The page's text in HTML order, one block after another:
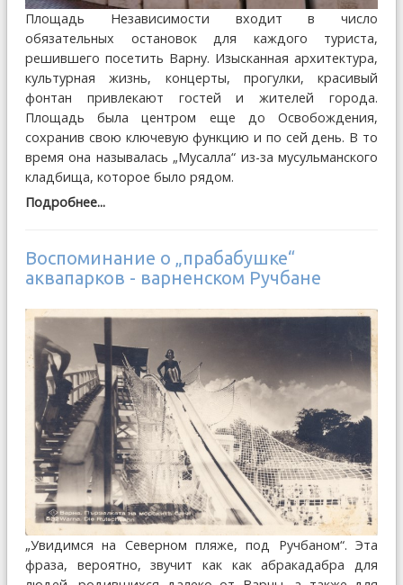
Площадь Независимости входит в число
обязательных остановок для каждого туриста,
решившего посетить Варну. Изысканная архитектура,
культурная жизнь, концерты, прогулки, красивый
фонтан привлекают гостей и жителей города.
Площадь была центром еще до Освобождения,
сохранив свою ключевую функцию и по сей день. В то
время она называлась „Мусалла“ из-за мусульманского
кладбища, которое было рядом.
Подробнее...
Воспоминание о „прабабушке“
аквапарков - варненском Ручбане
„Увидимся на Северном пляже, под Ручбаном“. Эта
фраза, вероятно, звучит как как абракадабра для